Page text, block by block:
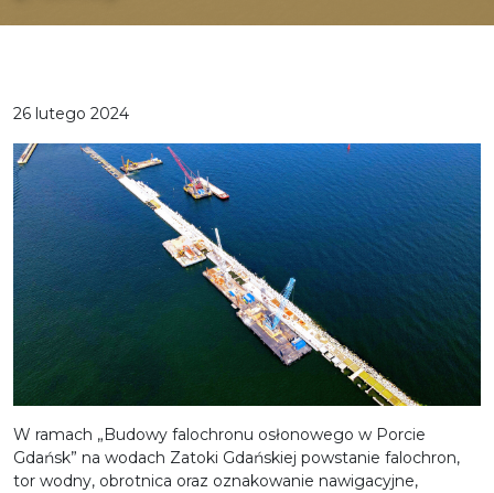
26 lutego 2024
W ramach „Budowy falochronu osłonowego w Porcie
Gdańsk” na wodach Zatoki Gdańskiej powstanie falochron,
tor wodny, obrotnica oraz oznakowanie nawigacyjne,